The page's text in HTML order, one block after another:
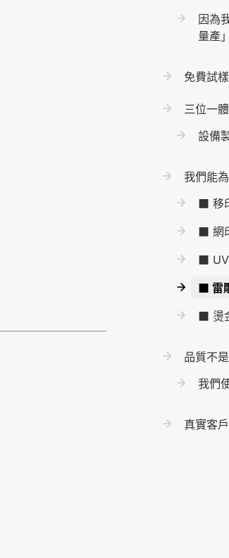
因為
量產」
免費試
三位一
設備
我們能
■ 移
■ 網
■ UV
■ 雷
■ 燙
品質不
我們
真實客